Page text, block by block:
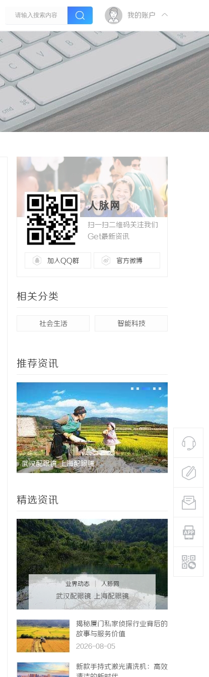
我的账户
人脉网
扫一扫二维码关注我们
Get最新资讯
加入QQ群 官方微博
相关分类
社会生活 智能科技
推荐资讯
武汉配眼镜 上海配眼镜 番茄电影
代先锋
精选资讯
业界动态 人脉网
武汉配眼镜 上海配眼镜
揭秘厦门私家侦探行业背后的
故事与服务价值
2026-08-05
新款手持式激光清洗机：高效